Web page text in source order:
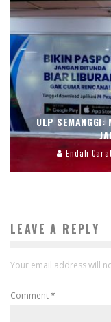
ULP SEMANGGI:
Endah
LEAVE A REPLY
Your email address will
Comment*